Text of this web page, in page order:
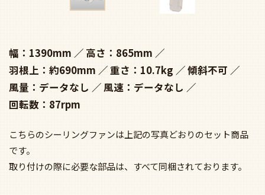
幅：1390mm
高さ：865mm
羽根上：約690mm
重さ：10.7kg
傾斜不可
風量：データなし
風速：データなし
回転数：87rpm
こちらのシーリングファンは上記の写真どおりのセット商品
です。
取り付けの際に必要な部品は、すべて同梱されております。